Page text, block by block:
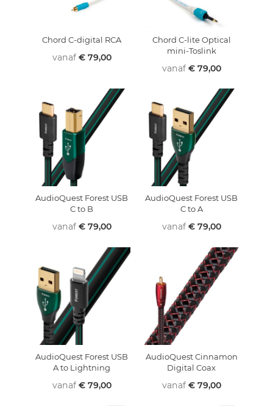
Chord C-digital RCA
vanaf € 79,00
Chord C-lite Optical
mini-Toslink
vanaf € 79,00
AudioQuest Forest USB
C to B
vanaf € 79,00
AudioQuest Forest USB
C to A
vanaf € 79,00
AudioQuest Forest USB
A to Lightning
vanaf € 79,00
AudioQuest Cinnamon
Digital Coax
vanaf € 79,00